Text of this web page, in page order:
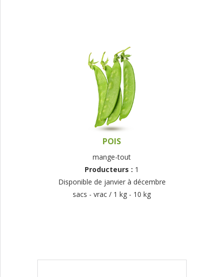
POIS
mange-tout
Producteurs : 1
Disponible de janvier à décembre
sacs - vrac / 1 kg - 10 kg